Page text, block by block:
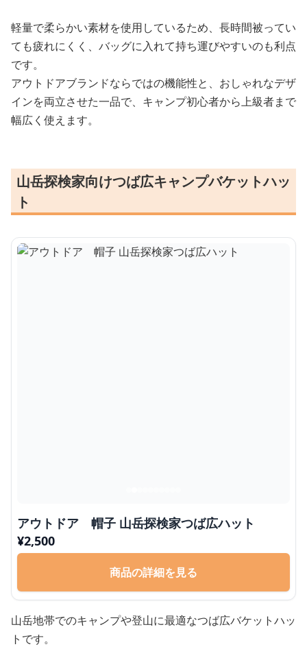
軽量で柔らかい素材を使用しているため、長時間被ってい
ても疲れにくく、バッグに入れて持ち運びやすいのも利点
です。
アウトドアブランドならではの機能性と、おしゃれなデザ
インを両立させた一品で、キャンプ初心者から上級者まで
幅広く使えます。
山岳探検家向けつば広キャンプバケットハッ
ト
アウトドア 帽子 山岳探検家つば広ハット
¥2,500
商品の詳細を見る
山岳地帯でのキャンプや登山に最適なつば広バケットハッ
トです。